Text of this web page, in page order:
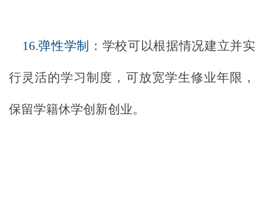
16.弹性学制： 学校可以根据情况建立并实
行灵活的学习制度，可放宽学生修业年限，
保留学籍休学创新创业。